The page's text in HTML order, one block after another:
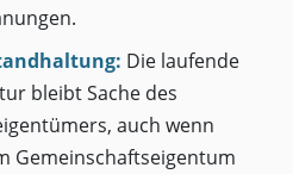
Die laufende
bleibt Sache des
auch wenn
Gemeinschaftseigentum